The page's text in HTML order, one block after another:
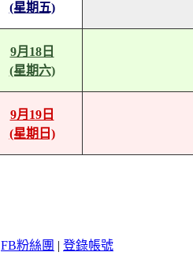
(星期五)
9月18日
(星期六)
9月19日
(星期日)
FB粉絲團 | 登錄帳號